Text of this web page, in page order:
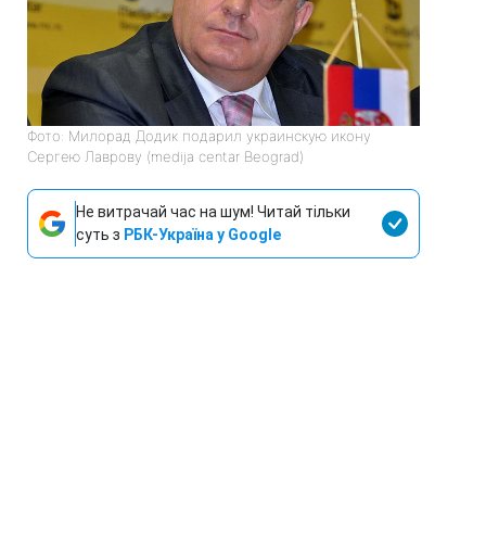
Фото: Милорад Додик подарил украинскую икону
Сергею Лаврову (medija centar Beograd)
Не витрачай час на шум! Читай тільки
суть з РБК-Україна у Google